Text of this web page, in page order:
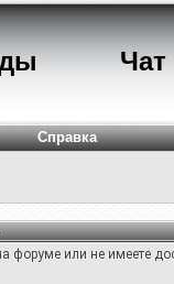
Чат
Справка
форуме или не имеете